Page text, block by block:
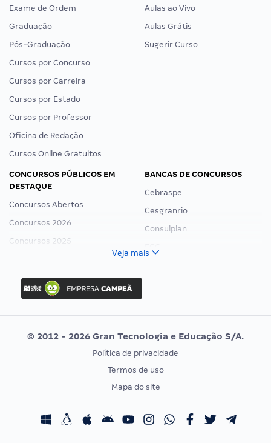
Exame de Ordem
Graduação
Pós-Graduação
Cursos por Concurso
Cursos por Carreira
Cursos por Estado
Cursos por Professor
Oficina de Redação
Cursos Online Gratuitos
Aulas ao Vivo
Aulas Grátis
Sugerir Curso
CONCURSOS PÚBLICOS EM
DESTAQUE
Concursos Abertos
Concursos 2026
Concursos 2025
Concurso Nacional Unificado
Concurso Ibama
Concurso MPU
Editais publicados
BANCAS DE CONCURSOS
Cebraspe
Cesgranrio
Consulplan
Vunesp
CONCURSOS POR PROFISSÃO
Concursos Fiscais
EXAME DE ORDEM
Calendário OAB
Veja mais
© 2012 - 2026 Gran Tecnologia e Educação S/A.
Política de privacidade
Termos de uso
Mapa do site